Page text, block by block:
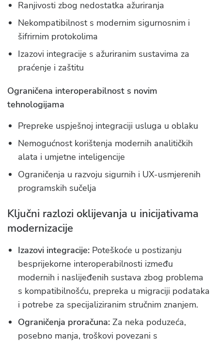
Ranjivosti zbog nedostatka ažuriranja
Nekompatibilnost s modernim sigurnosnim i
šifrirnim protokolima
Izazovi integracije s ažuriranim sustavima za
praćenje i zaštitu
Ograničena interoperabilnost s novim
tehnologijama
Prepreke uspješnoj integraciji usluga u oblaku
Nemogućnost korištenja modernih analitičkih
alata i umjetne inteligencije
Ograničenja u razvoju sigurnih i UX-usmjerenih
programskih sučelja
Ključni razlozi oklijevanja u inicijativama
modernizacije
Izazovi integracije: Poteškoće u postizanju
besprijekorne interoperabilnosti između
modernih i naslijeđenih sustava zbog problema
s kompatibilnošću, prepreka u migraciji podataka
i potrebe za specijaliziranim stručnim znanjem.
Ograničenja proračuna: Za neka poduzeća,
posebno manja, troškovi povezani s